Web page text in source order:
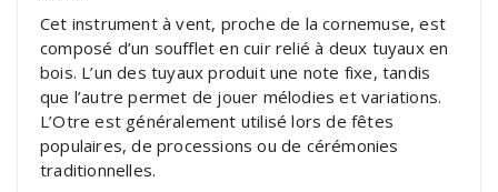
Cet instrument à vent, proche de la cornemuse, est
composé d’un soufflet en cuir relié à deux tuyaux en
bois. L’un des tuyaux produit une note fixe, tandis
que l’autre permet de jouer mélodies et variations.
L’Otre est généralement utilisé lors de fêtes
populaires, de processions ou de cérémonies
traditionnelles.